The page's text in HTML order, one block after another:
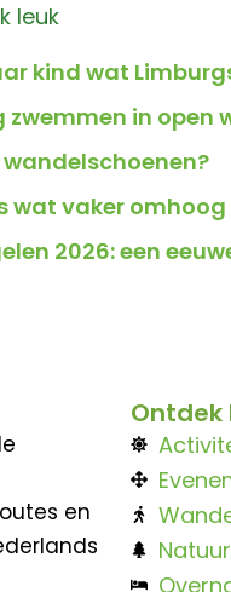
leuk
kind wat
zwemmen in open
wat vaker omhoog
2026: een
en
Ontdek
Natuur